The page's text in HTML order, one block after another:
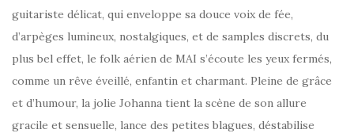
guitariste délicat, qui enveloppe sa douce voix de fée,
d’arpèges lumineux, nostalgiques, et de samples discrets, du
plus bel effet, le folk aérien de MAI s’écoute les yeux fermés,
comme un rêve éveillé, enfantin et charmant. Pleine de grâce
et d’humour, la jolie Johanna tient la scène de son allure
gracile et sensuelle, lance des petites blagues, déstabilise